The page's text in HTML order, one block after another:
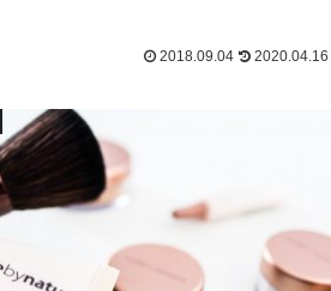
2018.09.04 2020.04.16